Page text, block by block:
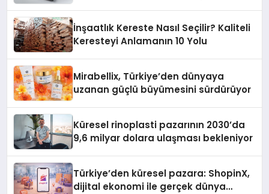
İnşaatlık Kereste Nasıl Seçilir? Kaliteli
Keresteyi Anlamanın 10 Yolu
Mirabellix, Türkiye’den dünyaya
uzanan güçlü büyümesini sürdürüyor
Küresel rinoplasti pazarının 2030’da
9,6 milyar dolara ulaşması bekleniyor
Türkiye’den küresel pazara: ShopinX,
dijital ekonomi ile gerçek dünya